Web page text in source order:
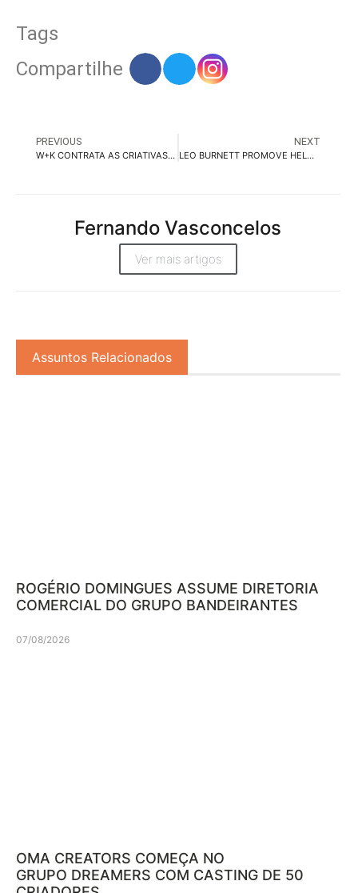
Tags
Compartilhe
PREVIOUS
W+K CONTRATA AS CRIATIVAS CAMILA RODRIGUES E ARIANE POLVANI
NEXT
LEO BURNETT PROMOVE HELOISA GOLDMAN A VP DE MÍDIA E PERFORMANCE
Fernando Vasconcelos
Ver mais artigos
Assuntos Relacionados
ROGÉRIO DOMINGUES ASSUME DIRETORIA
COMERCIAL DO GRUPO BANDEIRANTES
07/08/2026
OMA CREATORS COMEÇA NO
GRUPO DREAMERS COM CASTING DE 50